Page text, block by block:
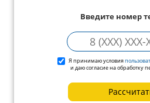
Введите номер
Я принимаю условия
и даю согласие на обработку